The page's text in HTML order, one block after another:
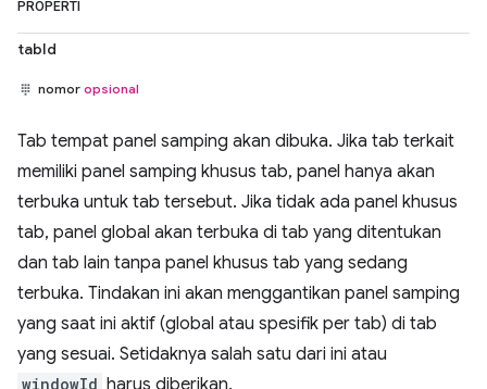
PROPERTI
tabId
nomor opsional
Tab tempat panel samping akan dibuka. Jika tab terkait
memiliki panel samping khusus tab, panel hanya akan
terbuka untuk tab tersebut. Jika tidak ada panel khusus
tab, panel global akan terbuka di tab yang ditentukan
dan tab lain tanpa panel khusus tab yang sedang
terbuka. Tindakan ini akan menggantikan panel samping
yang saat ini aktif (global atau spesifik per tab) di tab
yang sesuai. Setidaknya salah satu dari ini atau
windowId harus diberikan.